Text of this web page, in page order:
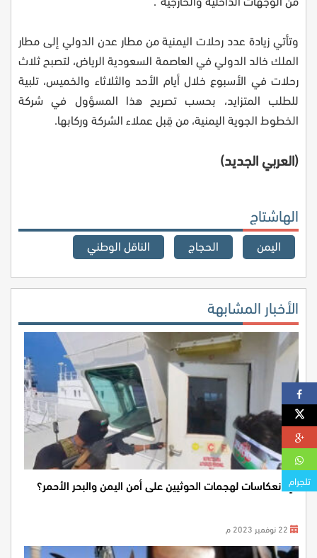
وتأتي زيادة عدد رحلات اليمنية من مطار عدن الدولي إلى مطار
الملك خالد الدولي في العاصمة السعودية الرياض، لتصبح ثلاث
رحلات في الأسبوع خلال أيام الأحد والثلاثاء والخميس، تلبية
للطلب المتزايد، بحسب تصريح هذا المسؤول في شركة
الخطوط الجوية اليمنية، من قِبل عملاء الشركة وركابها.
(العربي الجديد)
الهاشتاج
اليمن الحجاج الناقل الوطني
الأخبار المشابهة
أي انعكاسات لهجمات الحوثيين على أمن اليمن والبحر الأحمر؟تلجرام